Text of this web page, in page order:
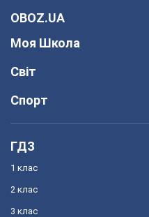
OBOZ.UA
Моя Школа
Світ
Спорт
ГДЗ
1 клас
2 клас
3 клас